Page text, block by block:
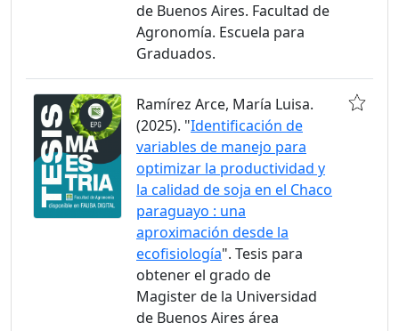
de Buenos Aires. Facultad de
Agronomía. Escuela para
Graduados.
Ramírez Arce, María Luisa.
(2025). "Identificación de
variables de manejo para
optimizar la productividad y
la calidad de soja en el Chaco
paraguayo : una
aproximación desde la
ecofisiología". Tesis para
obtener el grado de
Magister de la Universidad
de Buenos Aires área